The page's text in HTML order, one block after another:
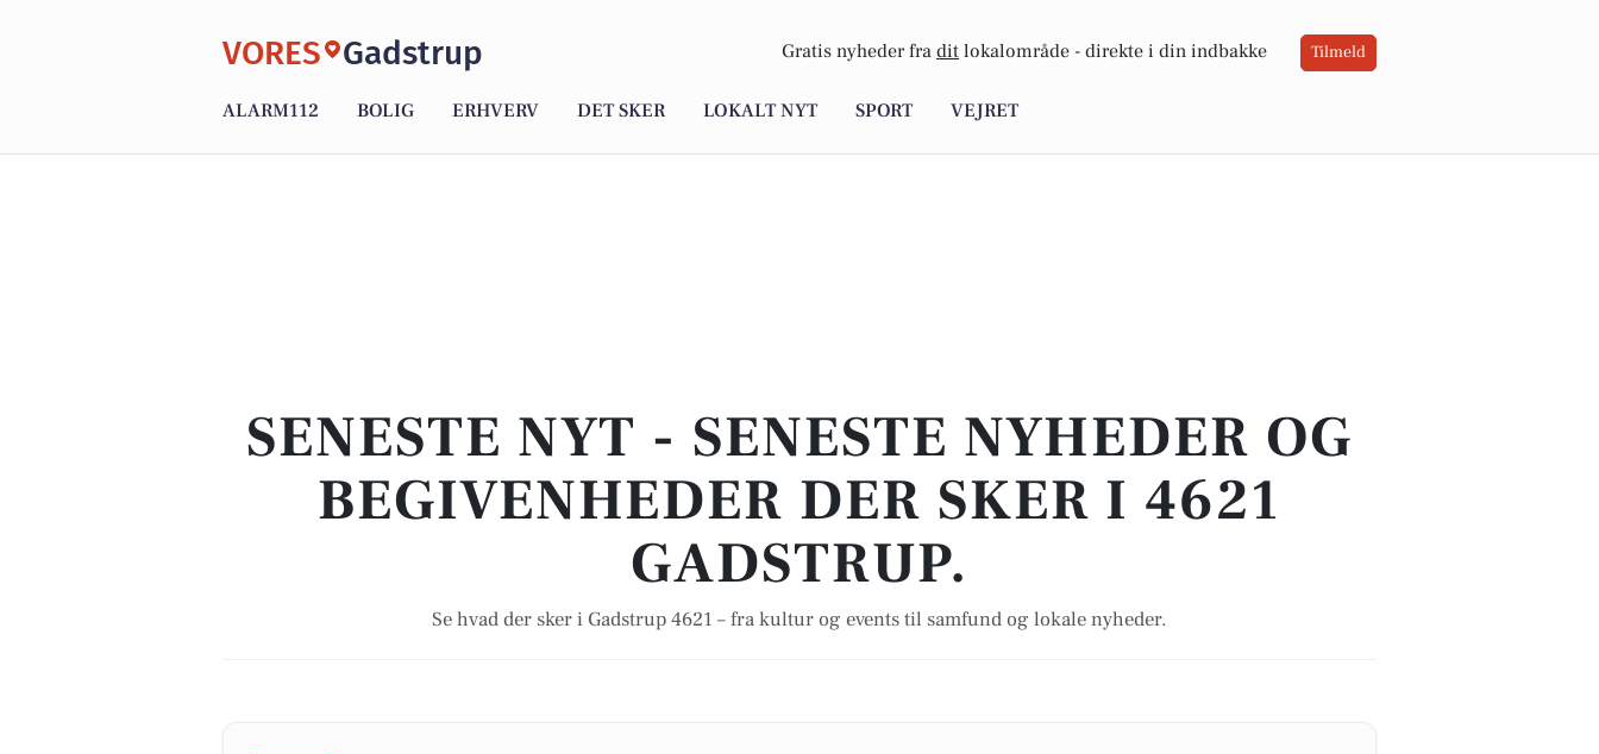
VORES Gadstrup Gratis nyheder fra dit lokalområde - direkte i din indbakke Tilmeld
ALARM112 BOLIG ERHVERV DET SKER LOKALT NYT SPORT VEJRET
SENESTE NYT - SENESTE NYHEDER OG
BEGIVENHEDER DER SKER I 4621
GADSTRUP.
Se hvad der sker i Gadstrup 4621 – fra kultur og events til samfund og lokale nyheder.